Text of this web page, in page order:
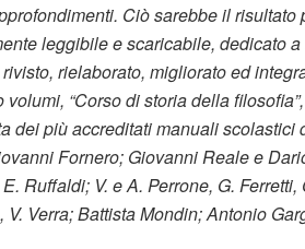
Ciò sarebbe il
leggibile e scaricabile, dedicato
rielaborato, migliorato ed
“Corso di storia della
dei più accreditati manuali
Fornero; Giovanni Reale e
Ruffaldi; V. e A. Perrone, G.
V. Verra; Battista Mondin; Antonio